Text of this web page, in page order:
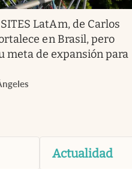
SITES LatAm, de Carlos
en Brasil, pero
meta de expansión para
Actualidad